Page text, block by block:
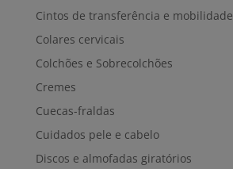
Cintos de transferência e mobilidade
Colares cervicais
Colchões e Sobrecolchões
Cremes
Cuecas-fraldas
Cuidados pele e cabelo
Discos e almofadas giratórios